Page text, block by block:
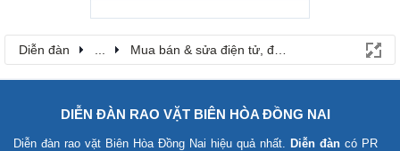
Diễn đàn Mua bán & sửa điện tử, điện lạnh
DIỄN ĐÀN RAO VẶT BIÊN HÒA ĐỒNG NAI
Diễn đàn rao vặt Biên Hòa Đồng Nai hiệu quả nhất. Diễn đàn có PR